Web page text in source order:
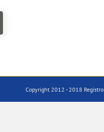
Copyright 2012 - 2018